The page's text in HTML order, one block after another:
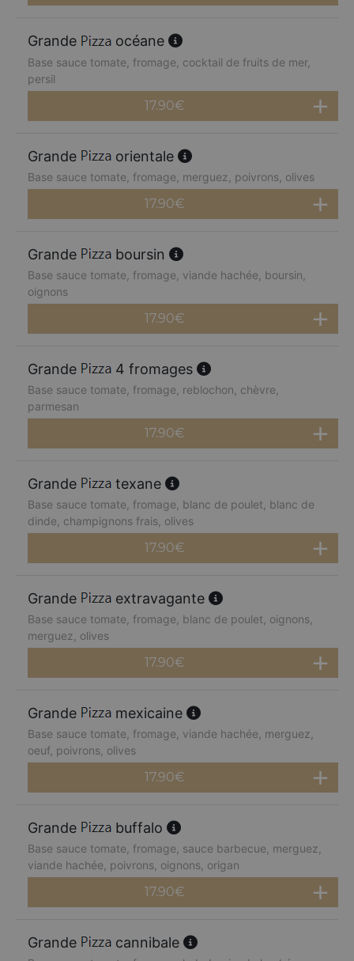
Grande océane
Base sauce tomate, fromage, cocktail de fruits de mer,
persil
17.90€
Grande orientale
Base sauce tomate, fromage, merguez, poivrons, olives
17.90€
Grande boursin
Base sauce tomate, fromage, viande hachée, boursin,
oignons
17.90€
Grande 4 fromages
Base sauce tomate, fromage, reblochon, chèvre,
parmesan
17.90€
Grande texane
Base sauce tomate, fromage, blanc de poulet, blanc de
dinde, champignons frais, olives
17.90€
Grande extravagante
Base sauce tomate, fromage, blanc de poulet, oignons,
merguez, olives
17.90€
Grande mexicaine
Base sauce tomate, fromage, viande hachée, merguez,
oeuf, poivrons, olives
17.90€
Grande buffalo
Base sauce tomate, fromage, sauce barbecue, merguez,
viande hachée, poivrons, oignons, origan
17.90€
Grande cannibale